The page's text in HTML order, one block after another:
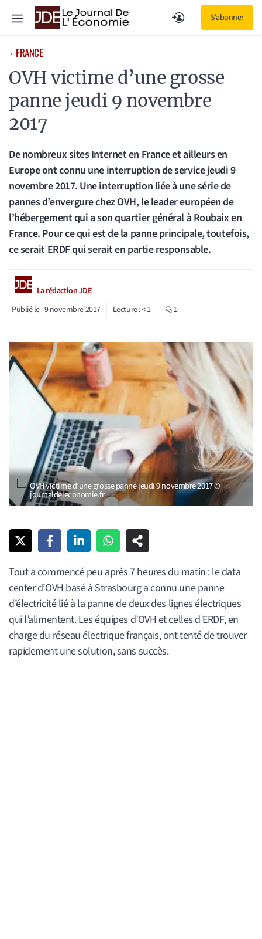
S'abonner
Menu
⋅ FRANCE
OVH victime d’une grosse
panne jeudi 9 novembre
2017
De nombreux sites Internet en France et ailleurs en
Europe ont connu une interruption de service jeudi 9
novembre 2017. Une interruption liée à une série de
pannes d’envergure chez OVH, le leader européen de
l’hébergement qui a son quartier général à Roubaix en
France. Pour ce qui est de la panne principale, toutefois,
ce serait ERDF qui serait en partie responsable.
La rédaction JDE
Publié le 9 novembre 2017 Lecture :< 1 1
OVH victime d’une grosse panne jeudi 9 novembre 2017 ©
journaldeleconomie.fr
Tout a commencé peu après 7 heures du matin : le data
center d’OVH basé à Strasbourg a connu une panne
d’électricité lié à la panne de deux des lignes électriques
qui l’alimentent. Les équipes d’OVH et celles d’ERDF, en
charge du réseau électrique français, ont tenté de trouver
rapidement une solution, sans succès.